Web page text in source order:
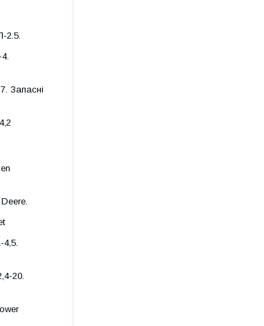
2.5.
Запасні
4,5.
20.